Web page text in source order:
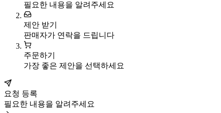
필요한 내용을 알려주세요
제안 받기
판매자가 연락을 드립니다
주문하기
가장 좋은 제안을 선택하세요
요청 등록
필요한 내용을 알려주세요